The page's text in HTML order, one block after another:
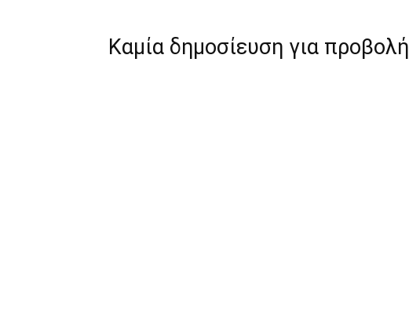
Καμία δημοσίευση για προβολή